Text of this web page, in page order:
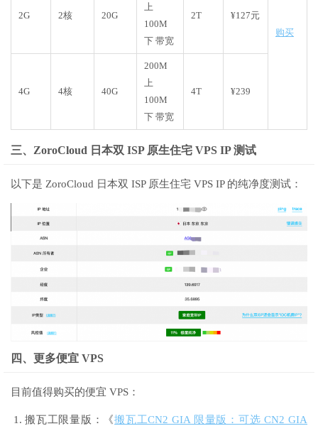
购买
2G 2核 20G
上
100M
下 带宽
2T ¥127元
4G 4核 40G
200M
上
100M
下 带宽
4T ¥239
三、ZoroCloud 日本双 ISP 原生住宅 VPS IP 测试
以下是 ZoroCloud 日本双 ISP 原生住宅 VPS IP 的纯净度测试：
四、更多便宜 VPS
目前值得购买的便宜 VPS：
搬瓦工限量版：《搬瓦工CN2 GIA 限量版：可选 CN2 GIA